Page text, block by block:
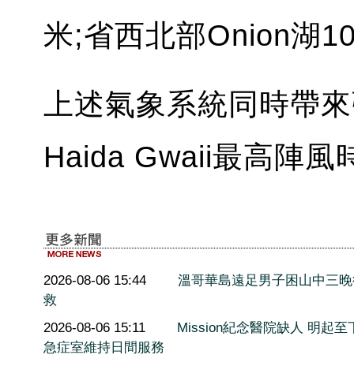
米;省西北部Onion湖
上述氣象系統同時帶
Haida Gwaii最高陣風
2026-08-06 15:44
溫哥華島遠足男子困山中三
救
2026-08-06 15:11
Mission紀念醫院缺人 明起至
急症室維持日間服務